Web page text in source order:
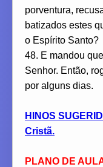
porventura,
batizados estes
o Espírito Santo?
48. E mandou
Senhor. Então,
por alguns dias.
HINOS
Cristã.
PLANO DE